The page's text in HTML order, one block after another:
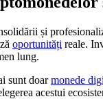
și
oportunități reale.
lung.
sunt doarmonede
acestui